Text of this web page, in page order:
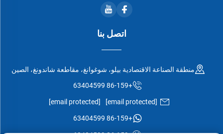
اتصل بنا
منطقة الصناعة الاقتصادية بيلو، شوغوانغ، مقاطعة شاندونغ، الصين
+86-159 63404599
[email protected]
[email protected]
+86-159 63404599